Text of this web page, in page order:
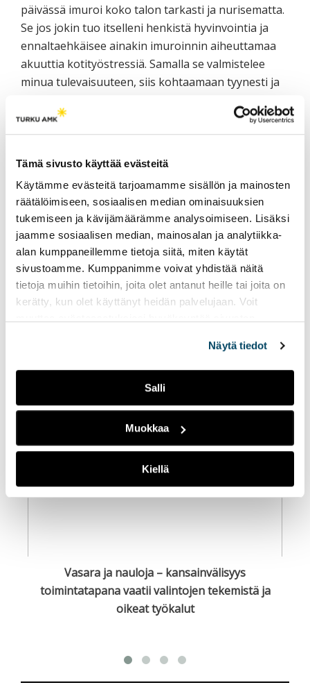
Tämä sivusto käyttää evästeitä
Käytämme evästeitä tarjoamamme sisällön ja mainosten
räätälöimiseen, sosiaalisen median ominaisuuksien
tukemiseen ja kävijämäärämme analysoimiseen. Lisäksi
jaamme sosiaalisen median, mainosalan ja analytiikka-
alan kumppaneillemme tietoja siitä, miten käytät
sivustoamme. Kumppanimme voivat yhdistää näitä
tietoja muihin tietoihin, joita olet antanut heille tai joita on
kerätty, kun olet käyttänyt heidän palvelujaan. Voit
Näytä tiedot
Salli
Muokkaa
Kiellä
päivässä imuroi koko talon tarkasti ja nurisematta.
Se jos jokin tuo itselleni henkistä hyvinvointia ja
ennaltaehkäisee ainakin imuroinnin aiheuttamaa
akuuttia kotityöstressiä. Samalla se valmistelee
minua tulevaisuuteen, siis kohtaamaan tyynesti ja
hoivarobottini.
Kirjoittaja
Petri Raivo, rehtori, Karelia-
ammattikorkeakoulu,
petri.raivo(at)karelia.fi
LISÄÄ AIHEEN YMPÄRILTÄ /
RELATED POSTS
Vasara ja nauloja – kansainvälisyys
toimintatapana vaatii valintojen tekemistä ja
oikeat työkalut